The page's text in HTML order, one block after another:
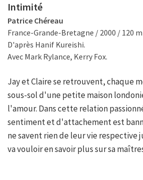
Intimité
Patrice Chéreau
France-Grande-Bretagne / 2000 / 120
D'après Hanif Kureishi.
Avec Mark Rylance, Kerry Fox.
Jay et Claire se retrouvent, chaque
sous-sol d'une petite maison
l'amour. Dans cette relation
sentiment et d'attachement est
ne savent rien de leur vie respective
va vouloir en savoir plus sur sa